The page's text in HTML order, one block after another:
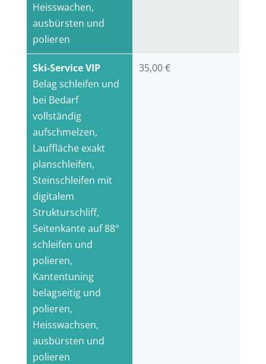
Heisswachen,
ausbürsten und
polieren
Ski-Service VIP
Belag schleifen und
bei Bedarf
vollständig
aufschmelzen,
Lauffläche exakt
planschleifen,
Steinschleifen mit
digitalem
Strukturschliff,
Seitenkante auf 88°
schleifen und
polieren,
Kantentuning
belagseitig und
polieren,
Heisswachsen,
ausbürsten und
polieren
35,00 €